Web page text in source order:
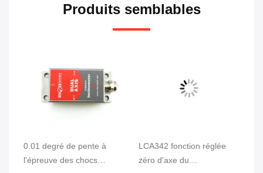
Produits semblables
0.01 degré de pente à
l'épreuve des chocs
LCA342 fonction réglée
zéro d'axe du